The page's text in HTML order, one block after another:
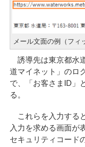
メール文面の例（フィ
誘導先は東京都水
道マイネット」のロ
で、「お客さまID」
る。
これらを入力する
入力を求める画面が
セキュリティコード